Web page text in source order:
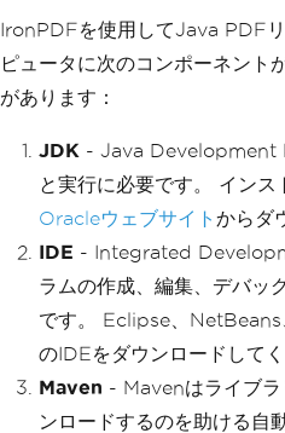
IronPDFを使用してJava PDF
ピュータに次のコンポーネント
があります：
JDK - Java Development
と実行に必要です。 インス
Oracleウェブサイト からダ
IDE - Integrated
ラムの作成、編集、デバッ
です。 Eclipse、
のIDEをダウンロードしてく
Maven - Mavenはライブラ
ンロードするのを助ける自